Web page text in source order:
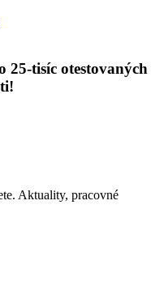
25-tisíc otestovaných
Aktuality, pracovné